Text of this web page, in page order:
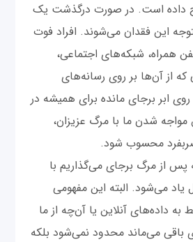
داده است. در صورت درگذشت یک
این فقدان می‌شوند. افراد فوت
همراه، شبکه‌های اجتماعی،
از آن‌ها بر روی رسانه‌های
ابر برجای مانده برای همیشه در
شدن ما با مرگ عزیزان،
محسوب شود.
پس از مرگ برجای می‌گذاریم با
یاد می‌شود. البته این مفهومی
داده‌های آنلاین یا آن‌چه از ما
باقی می‌ماند محدود نمی‌شود بلکه